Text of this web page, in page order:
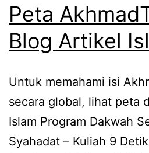
Peta
Blog Artikel
Untuk memahami isi
secara global, lihat peta
Islam Program Dakwah
Syahadat – Kuliah 9